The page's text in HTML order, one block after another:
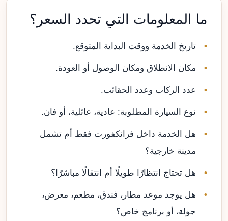
ما المعلومات التي تحدد السعر؟
تاريخ الخدمة ووقت البداية المتوقع.
مكان الانطلاق ومكان الوصول أو العودة.
عدد الركاب وعدد الحقائب.
نوع السيارة المطلوبة: عادية، عائلية، أو فان.
هل الخدمة داخل فرانكفورت فقط أم تشمل
مدينة خارجية؟
هل تحتاج انتظارًا طويلًا أم انتقالًا مباشرًا؟
هل يوجد موعد مطار، فندق، مطعم، معرض،
جولة، أو برنامج خاص؟